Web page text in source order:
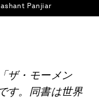
Panjiar
ザ・モーメン
す。同書は世界